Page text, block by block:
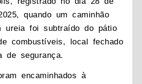
quando um caminhão
ureia foi subtraído do pátio
combustíveis, local fechado
de segurança.
encaminhados à